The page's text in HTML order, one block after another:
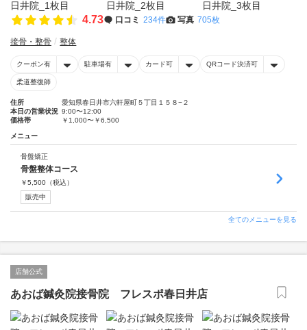
4.73 口コミ 234件 写真 705枚
接骨・整骨 整体
クーポン有 駐車場有 カード可 QRコード決済可
柔道整復師
住所
愛知県春日井市六軒屋町５丁目１５８−２
本日の営業状況 9:00〜12:00
価格帯
￥1,000〜￥6,500
メニュー
骨盤矯正
骨盤整体コース
￥5,500 （税込）
販売中
全てのメニューを見る
店舗公式
あおば鍼灸院接骨院 フレスポ春日井店